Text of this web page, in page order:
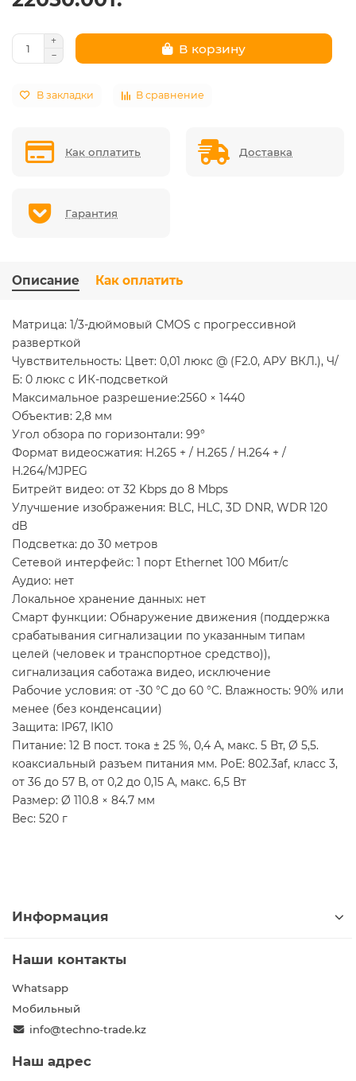
В корзину
В закладки В сравнение
Как оплатить Доставка
Гарантия
Описание Как оплатить
Матрица: 1/3-дюймовый CMOS с прогрессивной
разверткой
Чувствительность: Цвет: 0,01 люкс @ (F2.0, АРУ ВКЛ.), Ч/
Б: 0 люкс с ИК-подсветкой
Максимальное разрешение:2560 × 1440
Объектив: 2,8 мм
Угол обзора по горизонтали: 99°
Формат видеосжатия: H.265 + / H.265 / H.264 + /
H.264/MJPEG
Битрейт видео: от 32 Kbps до 8 Mbps
Улучшение изображения: BLC, HLC, 3D DNR, WDR 120
dB
Подсветка: до 30 метров
Сетевой интерфейс: 1 порт Ethernet 100 Мбит/с
Аудио: нет
Локальное хранение данных: нет
Смарт функции: Обнаружение движения (поддержка
срабатывания сигнализации по указанным типам
целей (человек и транспортное средство)),
сигнализация саботажа видео, исключение
Рабочие условия: от -30 °C до 60 °C. Влажность: 90% или
менее (без конденсации)
Защита: IP67, IK10
Питание: 12 В пост. тока ± 25 %, 0,4 А, макс. 5 Вт, Ø 5,5.
коаксиальный разъем питания мм. PoE: 802.3af, класс 3,
от 36 до 57 В, от 0,2 до 0,15 А, макс. 6,5 Вт
Размер: Ø 110.8 × 84.7 мм
Вес: 520 г
Информация
Наши контакты
Whatsapp
Мобильный
info@techno-trade.kz
Наш адрес